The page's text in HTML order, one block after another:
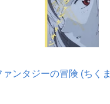
ァンタジーの冒険 (ちく